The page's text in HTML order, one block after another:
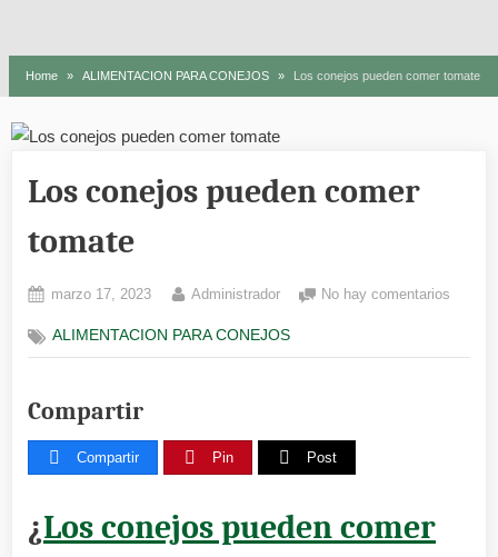
Home ALIMENTACION PARA CONEJOS Los conejos pueden comer tomate
Los conejos pueden comer
tomate
Posted
marzo 17, 2023 By
Administrador No hay comentarios
pueden
ALIMENTACION PARA CONEJOS
Compartir
Compartir Pin Post
¿Los conejos pueden comer